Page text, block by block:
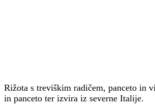
Rižota s treviškim radičem, panceto in
in panceto ter izvira iz severne Italije.